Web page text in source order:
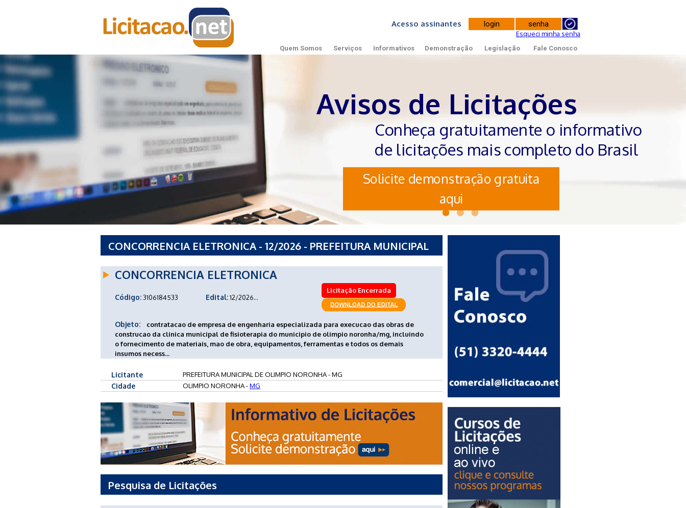
Acesso assinantes
Esqueci minha senha
Quem Somos Serviços Informativos Demonstração Legislação Fale Conosco
Avisos de Licitações
Conheça gratuitamente o informativo
de licitações mais completo do Brasil
Solicite demonstração gratuita
aqui
CONCORRENCIA ELETRONICA - 12/2026 - PREFEITURA MUNICIPAL
CONCORRENCIA ELETRONICA
Código:3106184533 Edital:12/2026...
Licitação Encerrada
Objeto:
contratacao de empresa de engenharia especializada para execucao das obras de
construcao da clinica municipal de fisioterapia do municipio de olimpio noronha/mg, incluindo
o fornecimento de materiais, mao de obra, equipamentos, ferramentas e todos os demais
insumos necess...
Licitante PREFEITURA MUNICIPAL DE OLIMPIO NORONHA - MG
Cidade OLIMPIO NORONHA -MG
Pesquisa de Licitações